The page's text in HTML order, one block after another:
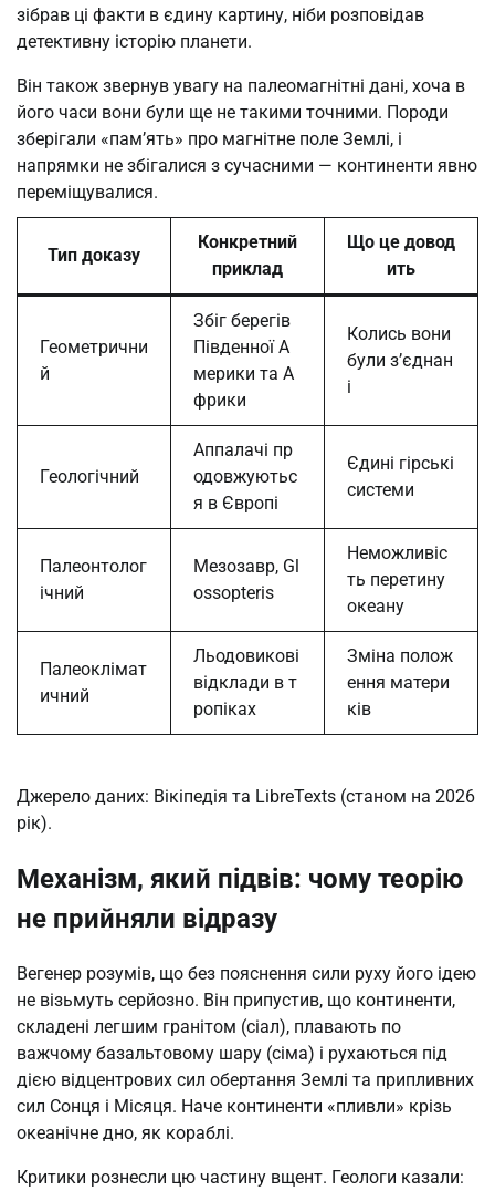
зібрав ці факти в єдину картину, ніби розповідав
детективну історію планети.
Він також звернув увагу на палеомагнітні дані, хоча в
його часи вони були ще не такими точними. Породи
зберігали «пам’ять» про магнітне поле Землі, і
напрямки не збігалися з сучасними — континенти явно
переміщувалися.
Тип доказу
Конкретний
приклад
Що це довод
ить
Геометрични
й
Збіг берегів
Південної А
мерики та А
фрики
Колись вони
були з’єднан
і
Геологічний
Аппалачі пр
одовжуютьс
я в Європі
Єдині гірські
системи
Палеонтолог
ічний
Мезозавр, Gl
ossopteris
Неможливіс
ть перетину
океану
Палеоклімат
ичний
Льодовикові
відклади в т
ропіках
Зміна полож
ення матери
ків
Джерело даних: Вікіпедія та LibreTexts (станом на 2026
рік).
Механізм, який підвів: чому теорію
не прийняли відразу
Вегенер розумів, що без пояснення сили руху його ідею
не візьмуть серйозно. Він припустив, що континенти,
складені легшим гранітом (сіал), плавають по
важчому базальтовому шару (сіма) і рухаються під
дією відцентрових сил обертання Землі та припливних
сил Сонця і Місяця. Наче континенти «пливли» крізь
океанічне дно, як кораблі.
Критики рознесли цю частину вщент. Геологи казали: